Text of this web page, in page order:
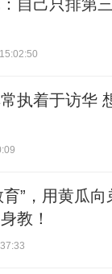
自己只排第
执着于访华
”，用黄瓜向
教！